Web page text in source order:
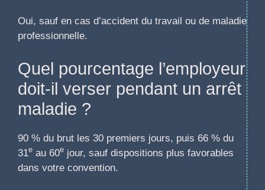
Oui, sauf en cas d’accident du travail ou de maladie
professionnelle.
Quel pourcentage l’employeur
doit-il verser pendant un arrêt
maladie ?
90 % du brut les 30 premiers jours, puis 66 % du
31e au 60e jour, sauf dispositions plus favorables
dans votre convention.